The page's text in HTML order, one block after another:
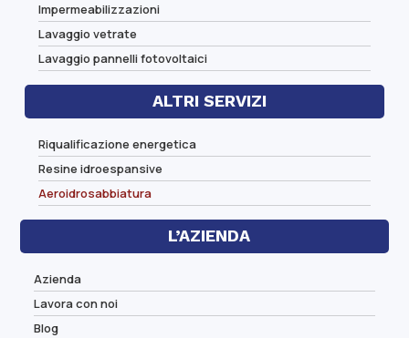
Impermeabilizzazioni
Lavaggio vetrate
Lavaggio pannelli fotovoltaici
ALTRI SERVIZI
Riqualificazione energetica
Resine idroespansive
Aeroidrosabbiatura
L’AZIENDA
Azienda
Lavora con noi
Blog